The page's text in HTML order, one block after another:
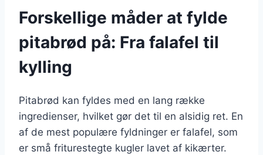
Forskellige måder at fylde
pitabrød på: Fra falafel til
kylling
Pitabrød kan fyldes med en lang række
ingredienser, hvilket gør det til en alsidig ret. En
af de mest populære fyldninger er falafel, som
er små friturestegte kugler lavet af kikærter.